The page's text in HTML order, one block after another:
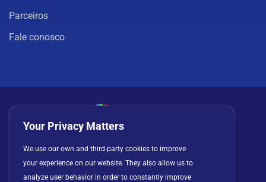
Parceiros
Fale conosco
Política de privacidade Cookies
Contrato de licença
Your Privacy Matters
We use our own and third-party cookies to improve
your experience on our website. They also allow us to
analyze user behavior in order to constantly improve